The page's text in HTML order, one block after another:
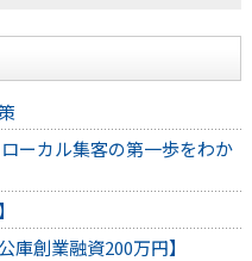
ーカル集客の第一歩をわか
創業融資200万円】